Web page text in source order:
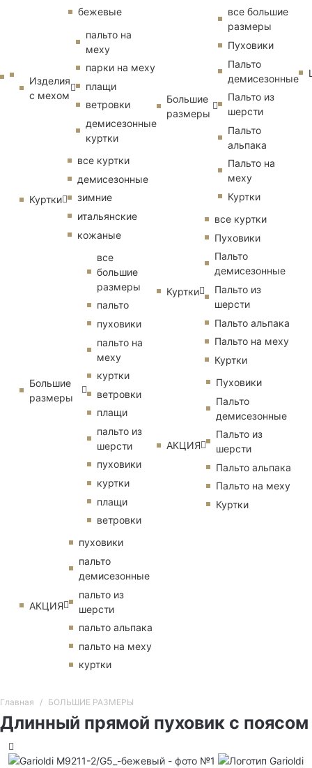
бежевые
Изделия
с мехом
пальто на
меху
парки на меху
плащи
ветровки
демисезонные
куртки
Куртки
все куртки
демисезонные
зимние
итальянские
кожаные
Большие
размеры
все
большие
размеры
пальто
пуховики
пальто на
меху
куртки
ветровки
плащи
пальто из
шерсти
пуховики
куртки
плащи
ветровки
АКЦИЯ
пуховики
пальто
демисезонные
пальто из
шерсти
пальто альпака
пальто на меху
куртки
Большие
размеры
все большие
размеры
Пуховики
Пальто
демисезонные
Пальто из
шерсти
Пальто
альпака
Пальто на
меху
Куртки
Куртки
все куртки
Пуховики
Пальто
демисезонные
Пальто из
шерсти
Пальто альпака
Пальто на меху
Куртки
АКЦИЯ
Пуховики
Пальто
демисезонные
Пальто из
шерсти
Пальто альпака
Пальто на меху
Куртки
Главная БОЛЬШИЕ РАЗМЕРЫ
Длинный прямой пуховик с поясом